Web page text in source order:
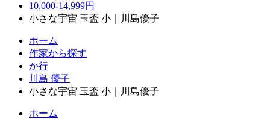
10,000-14,999円
小さな宇宙 玉盃 小｜川島優子
ホーム
作家から探す
か行
川島 優子
小さな宇宙 玉盃 小｜川島優子
ホーム